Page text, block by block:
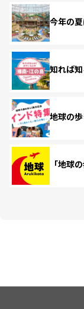
今年の
知れば
地球の
「地球